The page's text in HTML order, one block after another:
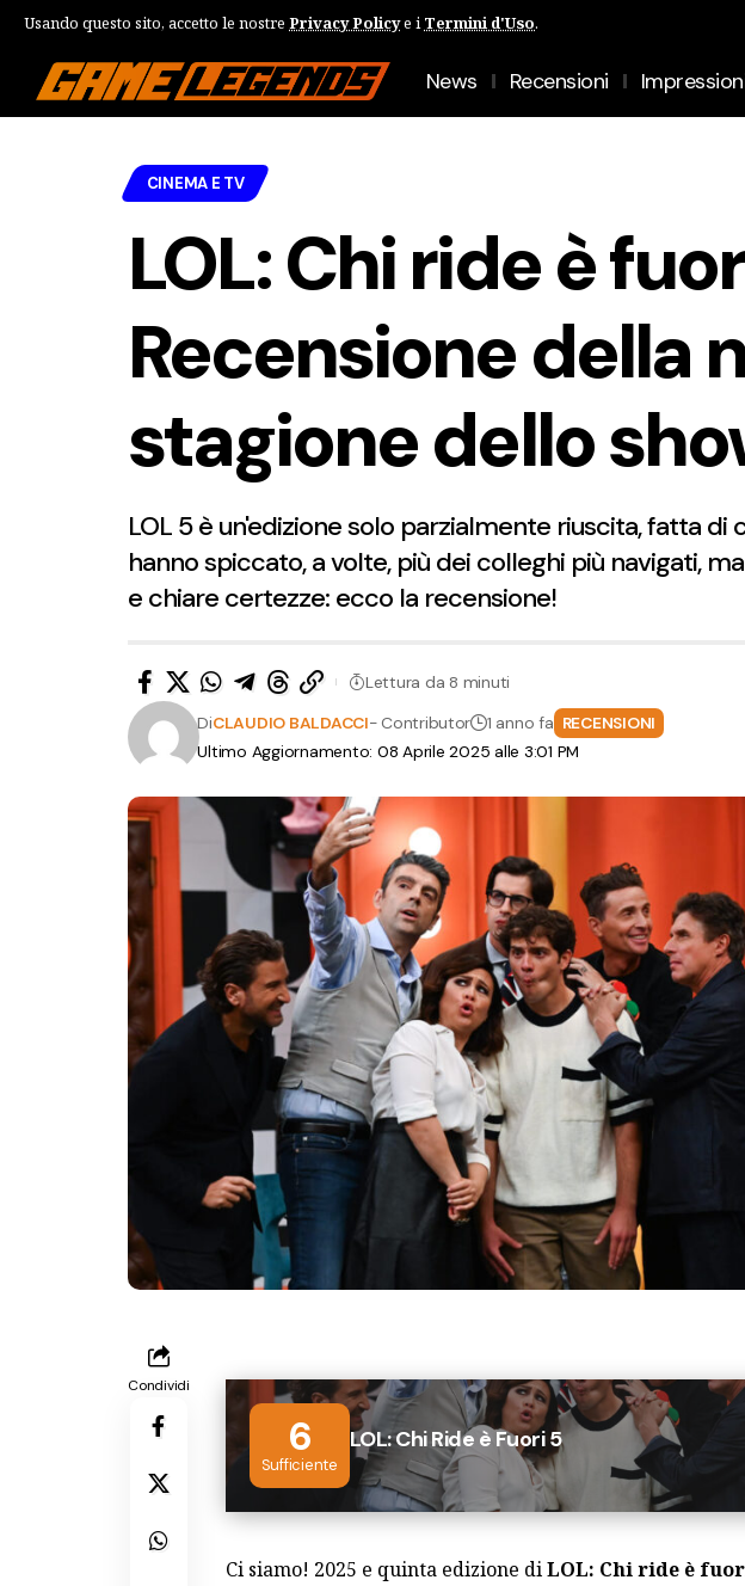
Usando questo sito, accetto le nostre Privacy Policye i Termini d'Uso.
News Recensioni
CINEMA E TV
LOL: Chi ride è
Recensione della
stagione dello
LOL 5 è un'edizione solo parzialmente riuscita, fatta
hanno spiccato, a volte, più dei colleghi più navigati,
e chiare certezze: ecco la recensione!
Ultimo Aggiornamento: 08 Aprile 2025 alle 3:01 PM
DiCLAUDIO BALDACCI- Contributor 1 anno fa RECENSIONI
Lettura da 8 minuti
Condividi
6
Sufficiente
LOL: Chi Ride è Fuori 5
Ci siamo! 2025 e quinta edizione diLOL: Chi ride è